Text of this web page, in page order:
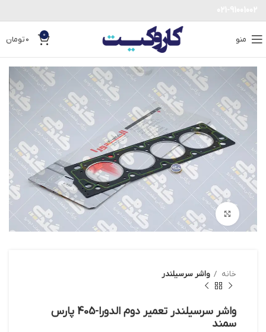
منو 0
0تومان
بزرگنمایی تصویر
خانه واشر سرسیلندر
واشر سرسيلندر تعمير دوم الدورا-405 پارس
سمند